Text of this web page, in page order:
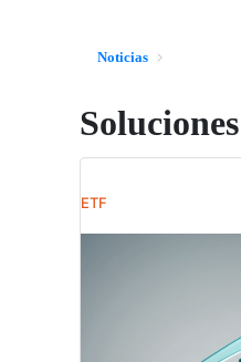
Noticias
ETF